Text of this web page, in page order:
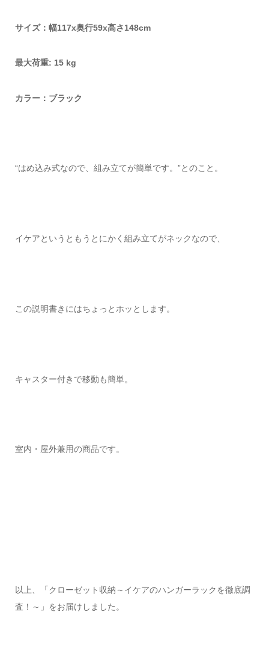
サイズ：幅117x奥行59x高さ148cm
最大荷重: 15 kg
カラー：ブラック
“はめ込み式なので、組み立てが簡単です。”とのこと。
イケアというともうとにかく組み立てがネックなので、
この説明書きにはちょっとホッとします。
キャスター付きで移動も簡単。
室内・屋外兼用の商品です。
以上、「クローゼット収納～イケアのハンガーラックを徹底調
査！～」をお届けしました。